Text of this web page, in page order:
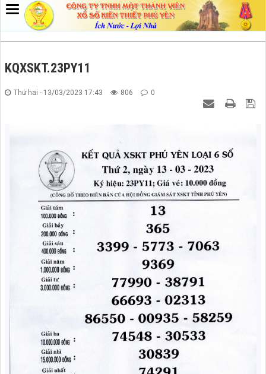
KQXSKT.23PY11
Thứ hai - 13/03/2023 17:43 806 0